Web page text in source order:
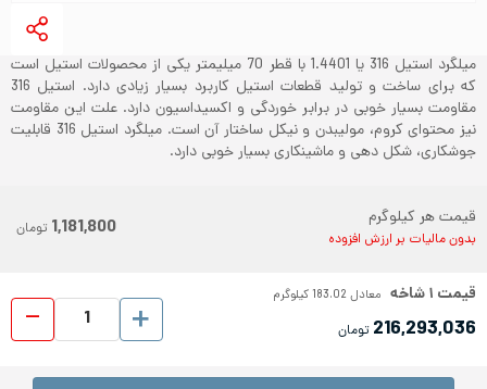
میلگرد استیل 316 یا 1.4401 با قطر 70 میلیمتر یکی از محصولات استیل است
که برای ساخت و تولید قطعات استیل کاربرد بسیار زیادی دارد. استیل 316
مقاومت بسیار خوبی در برابر خوردگی و اکسیداسیون دارد. علت این مقاومت
نیز محتوای کروم، مولیبدن و نیکل ساختار آن است. میلگرد استیل 316 قابلیت
جوشکاری، شکل دهی و ماشینکاری بسیار خوبی دارد.
قیمت هر کیلوگرم
بدون مالیات بر ارزش افزوده 1,181,800 تومان
قیمت ۱شاخه معادل183.02 کیلوگرم
216,293,036 تومان